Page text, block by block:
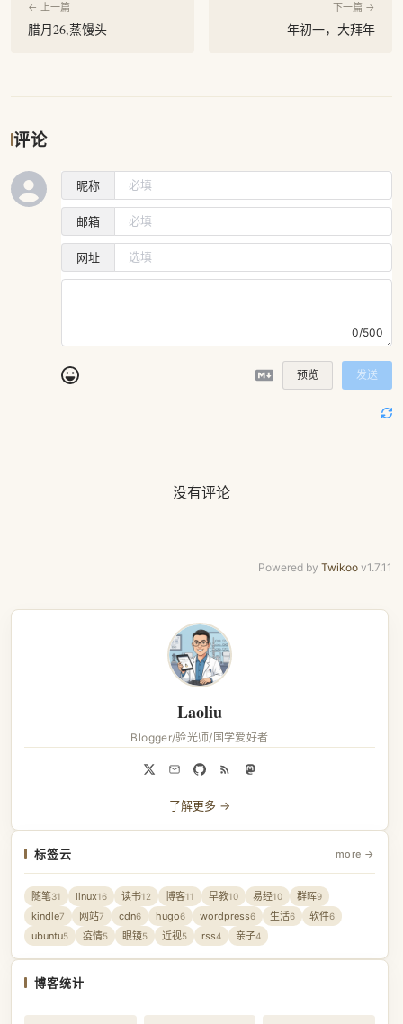
← 上一篇
腊月26,蒸馒头
下一篇 →
年初一，大拜年
评论
昵称
邮箱
网址
0/500
预览 发送
没有评论
Powered by Twikoo v1.7.11
Laoliu
Blogger/验光师/国学爱好者
了解更多 →
标签云 more →
随笔31 linux16 读书12 博客11 早教10 易经10 群晖9
kindle7 网站7 cdn6 hugo6 wordpress6 生活6 软件6
ubuntu5 疫情5 眼镜5 近视5 rss4 亲子4
博客统计